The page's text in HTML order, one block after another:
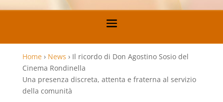
Home › News › Il ricordo di Don Agostino Sosio del
Cinema Rondinella
Una presenza discreta, attenta e fraterna al servizio
della comunità